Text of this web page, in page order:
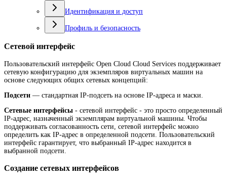
Идентификация и доступ
Профиль и безопасность
Сетевой интерфейс
Пользовательский интерфейс Open Сloud Cloud Services поддерживает
сетевую конфигурацию для экземпляров виртуальных машин на
основе следующих общих сетевых концепций:
Подсети — стандартная IP-подсеть на основе IP-адреса и маски.
Сетевые интерфейсы - сетевой интерфейс - это просто определенный
IP-адрес, назначенный экземплярам виртуальной машины. Чтобы
поддерживать согласованность сети, сетевой интерфейс можно
определить как IP-адрес в определенной подсети. Пользовательский
интерфейс гарантирует, что выбранный IP-адрес находится в
выбранной подсети.
Создание сетевых интерфейсов